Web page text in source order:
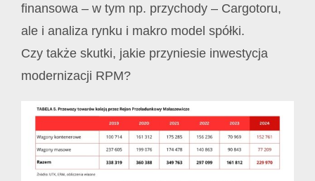
finansowa – w tym np. przychody – Cargotoru,
ale i analiza rynku i makro model spółki.
Czy także skutki, jakie przyniesie inwestycja
modernizacji RPM?